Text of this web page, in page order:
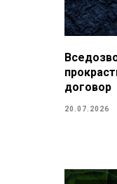
договор
20.07.2026